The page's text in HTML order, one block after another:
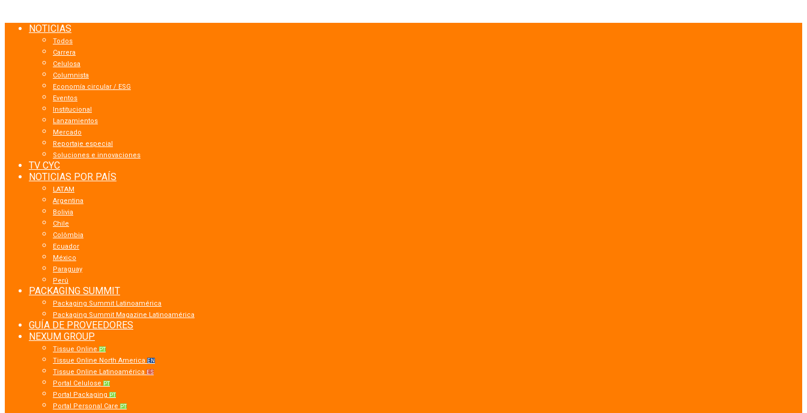
NOTICIAS
Todos
Carrera
Celulosa
Columnista
Economía circular / ESG
Eventos
Institucional
Lanzamientos
Mercado
Reportaje especial
Soluciones e innovaciones
TV CYC
NOTICIAS POR PAÍS
LATAM
Argentina
Bolivia
Chile
Colômbia
Ecuador
México
Paraguay
Perú
PACKAGING SUMMIT
Packaging Summit Latinoamérica
Packaging Summit Magazine Latinoamérica
GUÍA DE PROVEEDORES
NEXUM GROUP
Tissue Online PT
Tissue Online North America EN
Tissue Online Latinoamérica ES
Portal Celulose PT
Portal Packaging PT
Portal Personal Care PT